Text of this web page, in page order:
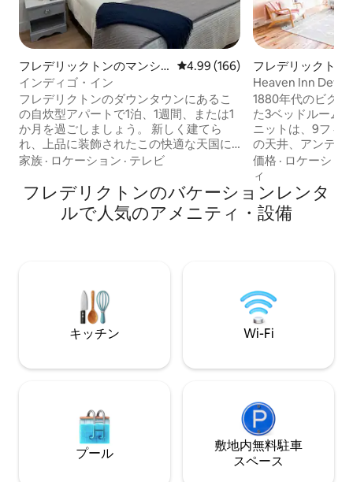
フレデリックトンのマンシ
ョン・アパート
レビュー166件、5つ星中4.99つ
4.99 (166)
インディゴ・イン
フレデリクトンのダウンタウンにあるこ
の自炊型アパートで1泊、1週間、または1
か月を過ごしましょう。 新しく建てら
れ、上品に装飾されたこの快適な天国に
は、ソファ、65インチテレビ、電気暖
リグコーヒーメーカー、電子レンジ、ト
ースター、ミニ冷蔵庫、バーテーブルと
スツール、ビリヤードテーブルを備えた
ームには、バスタブとシャワー、大きな
洗面台、トイレが備わっています。
家族 · ロケーション · テレビ
フレデリックトン
ョン・アパート
Heaven Inn
Anne」
1880年代のビク
た3ベッドルームのア
ニットは、9フィ
の天井、アンティ
スタブ、美しいオ
ールディングを
をすべて備えた
を味わえる本当
このユニットに
ての外のドアに防
います。
価格 · ロケーショ
ィ
フレデリクトンのバケーションレンタ
ルで人気のアメニティ・設備
キッチン Wi-Fi
プール
敷地内無料駐⁠車
ス⁠ペ⁠ー⁠ス